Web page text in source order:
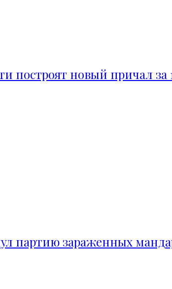
построят новый причал за
партию зараженных